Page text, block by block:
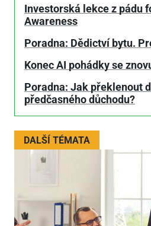
Investorská lekce z pádu
Awareness
Poradna: Dědictví bytu.
Konec AI pohádky se
Poradna: Jak překlenout
předčasného důchodu?
DALŠÍ TÉMATA